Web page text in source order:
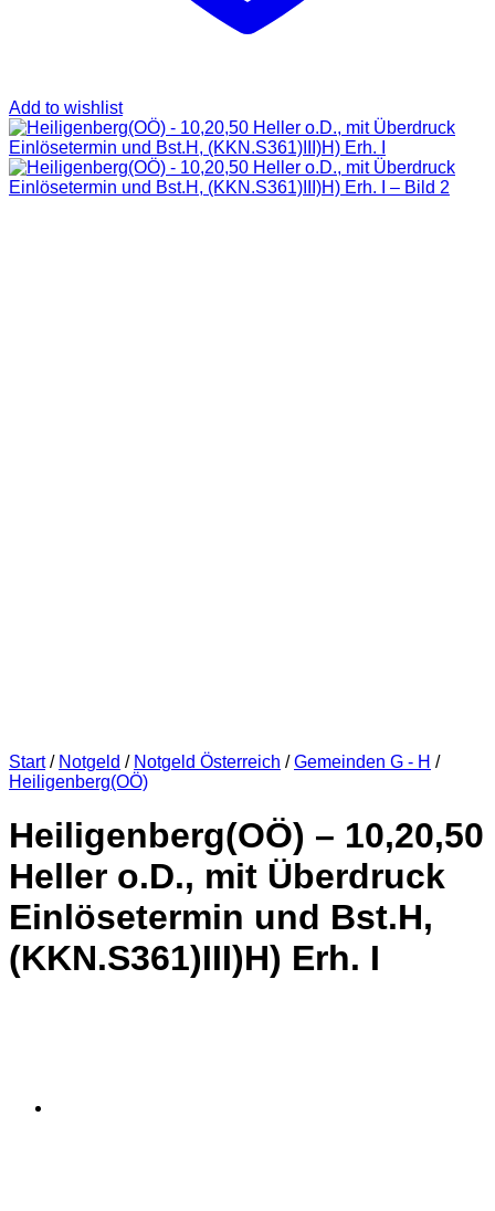
Add to wishlist
Start / Notgeld / Notgeld Österreich / Gemeinden G - H /
Heiligenberg(OÖ)
Heiligenberg(OÖ) – 10,20,50
Heller o.D., mit Überdruck
Einlösetermin und Bst.H,
(KKN.S361)III)H) Erh. I